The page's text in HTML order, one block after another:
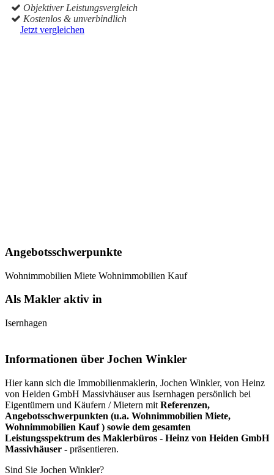
Objektiver Leistungsvergleich
Kostenlos & unverbindlich
Jetzt vergleichen
Angebotsschwerpunkte
Wohnimmobilien Miete Wohnimmobilien Kauf
Als Makler aktiv in
Isernhagen
Informationen über Jochen Winkler
Hier kann sich die Immobilienmaklerin, Jochen Winkler, von Heinz
von Heiden GmbH Massivhäuser aus Isernhagen persönlich bei
Eigentümern und Käufern / Mietern mit Referenzen,
Angebotsschwerpunkten (u.a. Wohnimmobilien Miete,
Wohnimmobilien Kauf ) sowie dem gesamten
Leistungsspektrum des Maklerbüros - Heinz von Heiden GmbH
Massivhäuser - präsentieren.
Sind Sie Jochen Winkler?